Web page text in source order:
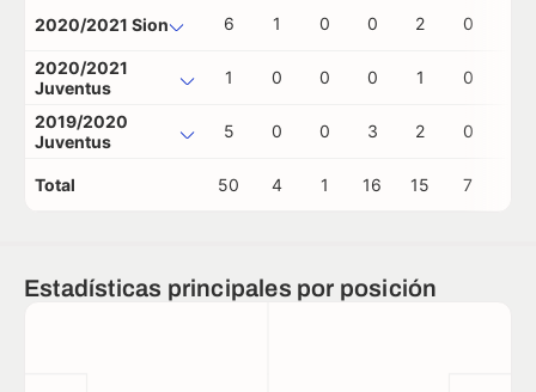
2020/2021 Sion 6 1 0 0 2 0
2020/2021
Juventus
1 0 0 0 1 0
2019/2020
Juventus
5 0 0 3 2 0
Total 50 4 1 16 15 7
Estadísticas principales por posición